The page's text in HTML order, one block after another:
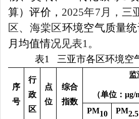
算）评价， 2025年7 月，三
区、海棠区环境空气质量统
月均值情况见表1 。
表1 三亚市各区环境空
序
号
行
政
区
点
位
综合
指数
监
（单位： μg/
PM10 PM2.5